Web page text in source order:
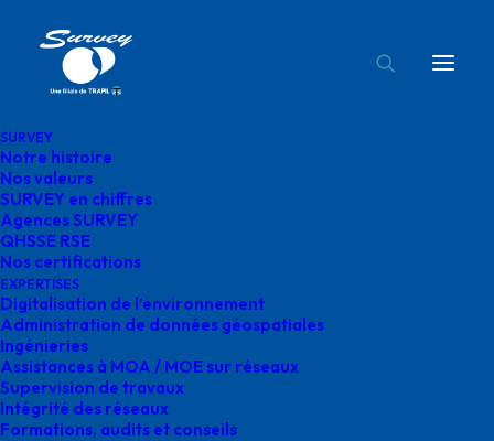
SURVEY
Notre histoire
Nos valeurs
SURVEY en chiffres
Agences SURVEY
QHSSE RSE
Nos certifications
EXPERTISES
Digitalisation de l’environnement
Administration de données géospatiales
Ingénieries
Assistances à MOA / MOE sur réseaux
Supervision de travaux
Intégrité des réseaux
Formations, audits et conseils
Accueil
pistonnage Teréga